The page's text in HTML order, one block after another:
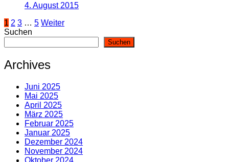
4. August 2015
Seitennummerierung
der
1 2 3 … 5 Weiter
Suchen
Suchen
Archives
Juni 2025
Mai 2025
April 2025
März 2025
Februar 2025
Januar 2025
Dezember 2024
November 2024
Oktober 2024